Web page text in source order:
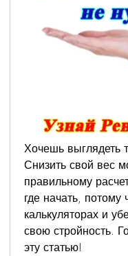
Хочешь выглядеть
Снизить свой вес
правильному
где начать,
калькуляторах и
свою стройность.
эту статью!